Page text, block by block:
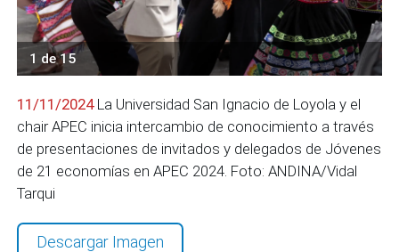
1 de 15
11/11/2024La Universidad San Ignacio de Loyola y el
chair APEC inicia intercambio de conocimiento a través
de presentaciones de invitados y delegados de Jóvenes
de 21 economías en APEC 2024. Foto: ANDINA/Vidal
Tarqui
Descargar Imagen